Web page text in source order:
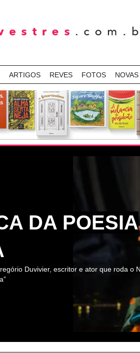
ARTIGOS REVES FOTOS NOVAS
DA POESIA
Duvivier, escritor e ator que roda o